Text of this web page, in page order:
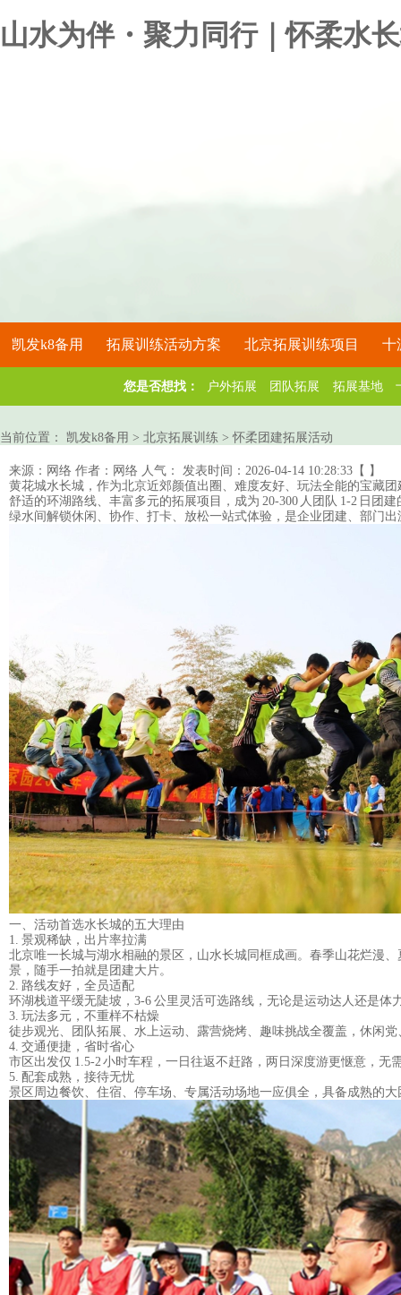
山水为伴・聚力同行｜怀柔水
凯发k8备用 拓展训练活动方案 北京拓展训练项目 十
您是否想找： 户外拓展 团队拓展 拓展基地
当前位置： 凯发k8备用 > 北京拓展训练 >怀柔团建拓展活动
来源：网络 作者：网络 人气： 发表时间：2026-04-14 10:28:33【 】
黄花城水长城，作为北京近郊颜值出圈、难度友好、玩法全能的宝藏
舒适的环湖路线、丰富多元的拓展项目
，成为 20-300 人团队 1-2 日团
绿水间解锁休闲、协作、打卡、放松一站式体验，是企业团建、部门出
一、活动首选水长城的五大理由
1. 景观稀缺，出片率拉满
北京唯一长城与湖水相融的景区，山水长城同框成画。春季山花烂漫
景，随手一拍就是团建大片。
2. 路线友好，全员适配
环湖栈道平缓无陡坡，3-6 公里灵活可选路线，无论是运动达人还是体
3. 玩法多元，不重样不枯燥
徒步观光、
团队拓展、水上运动、露营烧烤、趣味挑战全覆盖，休闲
4. 交通便捷，省时省心
市区出发仅 1.5-2 小时车程，一日往返不赶路，两日深度游更惬意，无
5. 配套成熟，接待无忧
景区周边餐饮、住宿、停车场、专属活动场地一应俱全，具备成熟的